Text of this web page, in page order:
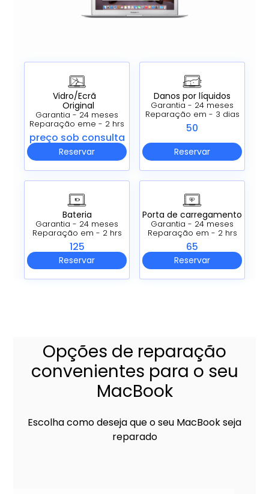
Vidro/Ecrã
Original
Garantia - 24 meses
Reparação eme - 2 hrs
preço sob consulta
Reservar
Danos por líquidos
Garantia - 24 meses
Reparação em - 3 dias
50
Reservar
Bateria
Garantia - 24 meses
Reparação em - 2 hrs
125
Reservar
Porta de carregamento
Garantia - 24 meses
Reparação em - 2 hrs
65
Reservar
Opções de reparação
convenientes para o seu
MacBook
Escolha como deseja que o seu MacBook seja
reparado